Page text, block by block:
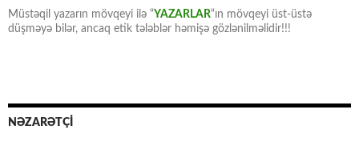
Müstəqil yazarın mövqeyi ilə “YAZARLAR“ın mövqeyi üst-üstə
düşməyə bilər, ancaq etik tələblər həmişə gözlənilməlidir!!!
NƏZARƏTÇİ